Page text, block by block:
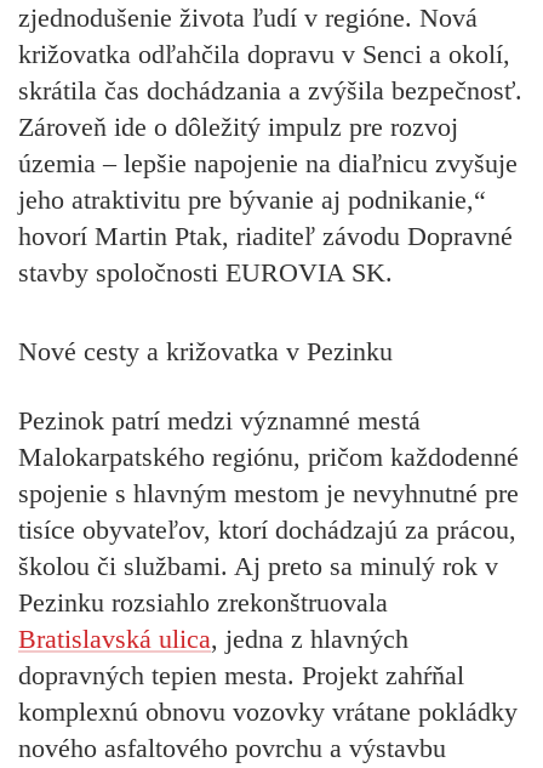
zjednodušenie života ľudí v regióne. Nová
križovatka odľahčila dopravu v Senci a okolí,
skrátila čas dochádzania a zvýšila bezpečnosť.
Zároveň ide o dôležitý impulz pre rozvoj
územia – lepšie napojenie na diaľnicu zvyšuje
jeho atraktivitu pre bývanie aj podnikanie,“
hovorí Martin Ptak, riaditeľ závodu Dopravné
stavby spoločnosti EUROVIA SK.
Nové cesty a križovatka v Pezinku
Pezinok patrí medzi významné mestá
Malokarpatského regiónu, pričom každodenné
spojenie s hlavným mestom je nevyhnutné pre
tisíce obyvateľov, ktorí dochádzajú za prácou,
školou či službami. Aj preto sa minulý rok v
Pezinku rozsiahlo zrekonštruovala
Bratislavská ulica, jedna z hlavných
dopravných tepien mesta. Projekt zahŕňal
komplexnú obnovu vozovky vrátane pokládky
nového asfaltového povrchu a výstavbu